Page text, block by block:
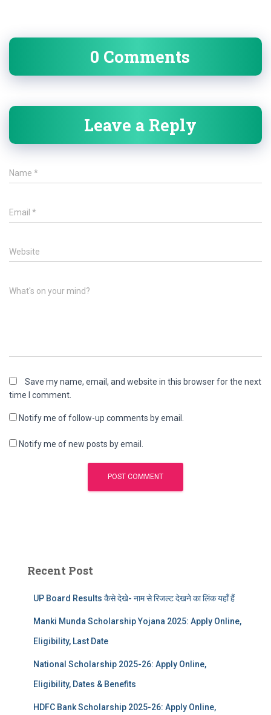
0 Comments
Leave a Reply
Name *
Email *
Website
What's on your mind?
Save my name, email, and website in this browser for the next
time I comment.
Notify me of follow-up comments by email.
Notify me of new posts by email.
Recent Post
UP Board Results कैसे देखे- नाम से रिजल्ट देखने का लिंक यहाँ हैं
Manki Munda Scholarship Yojana 2025: Apply Online,
Eligibility, Last Date
National Scholarship 2025-26: Apply Online,
Eligibility, Dates & Benefits
HDFC Bank Scholarship 2025-26: Apply Online,